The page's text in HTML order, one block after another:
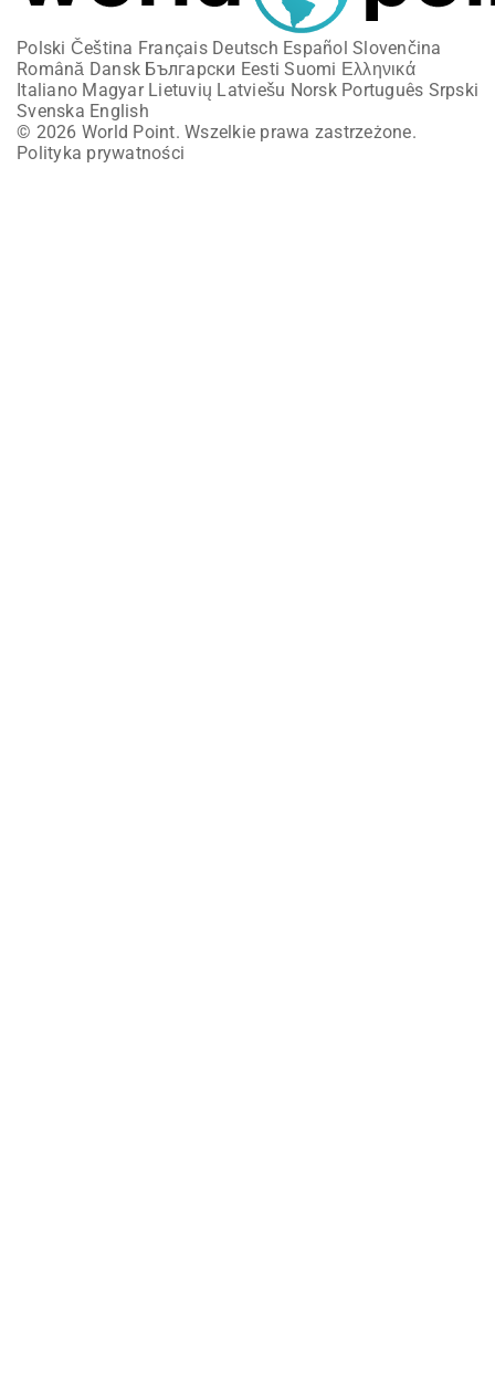
Polski Čeština Français Deutsch Español Slovenčina
Română Dansk Български Eesti Suomi Ελληνικά
Italiano Magyar Lietuvių Latviešu Norsk Português Srpski
Svenska English
© 2026 World Point. Wszelkie prawa zastrzeżone.
Polityka prywatności